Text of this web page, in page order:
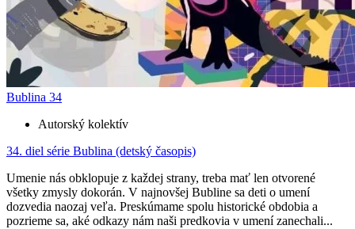
Bublina 34
Autorský kolektív
34. diel série Bublina (detský časopis)
Umenie nás obklopuje z každej strany, treba mať len otvorené
všetky zmysly dokorán. V najnovšej Bubline sa deti o umení
dozvedia naozaj veľa. Preskúmame spolu historické obdobia a
pozrieme sa, aké odkazy nám naši predkovia v umení zanechali...